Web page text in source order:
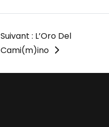
Suivant : L’Oro Del
Cami(m)ino